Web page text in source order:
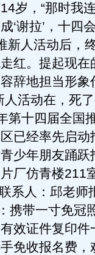
岁，“那时我
谢拉’，十四会
新人活动后，
红。提起现在
辞地担当形象
人活动在，死
第十四届全国
已经率先启动
少年朋友踊跃
厂仿青楼211
系人：邱老师
携带一寸免冠
效证件复印件
免收报名费，